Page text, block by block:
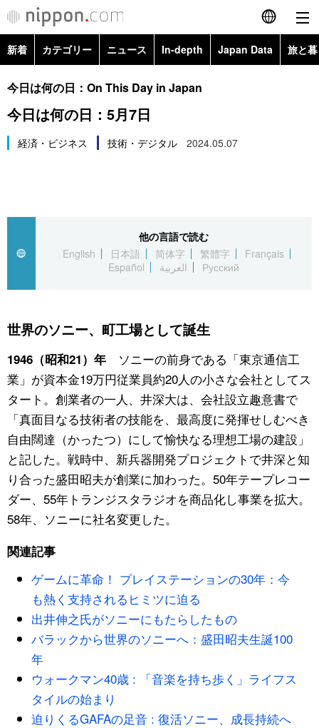
English
Русский
カテゴリー
経済・ビジネス
国際
文化
科学・技術
暮らし
スポーツ・東京2020
トップ
アーカイブ
In-depth
Japan Data
動画/Live
Books
Cinema
Topics
Images
People
東京
お知らせ
新着 カテゴリー ニュース In-depth Japan Data 旅と
政治・外交
経済・ビジネス
スポーツ・東京2020
今日は何の日：On This Day in Japan
今日は何の日：5月7日
経済・ビジネス 技術・デジタル 2024.05.07
他の言語で読む
English
日本語 简体字 繁體字
Français
Español
العربية Русский
世界のソニー、町工場として誕生
1946（昭和21）年ソニーの前身である「東京通信工
業」が資本金19万円従業員約20人の小さな会社としてス
タート。創業者の一人、井深大は、会社設立趣意書で
「真面目なる技術者の技能を、最高度に発揮せしむべき
自由闊達（かったつ）にして愉快なる理想工場の建設」
と記した。戦時中、新兵器開発プロジェクトで井深と知
り合った盛田昭夫が創業に加わった。50年テープレコー
ダー、55年トランジスタラジオを商品化し事業を拡大。
58年、ソニーに社名変更した。
関連記事
ゲームに革命！ プレイステーションの30年：今
も熱く支持されるヒミツに迫る
出井伸之氏がソニーにもたらしたもの
バラックから世界のソニーへ：盛田昭夫生誕100
年
ウォークマン40歳 : 「音楽を持ち歩く」ライフス
タイルの始まり
迫りくるGAFAの足音 : 復活ソニー、成長持続へ